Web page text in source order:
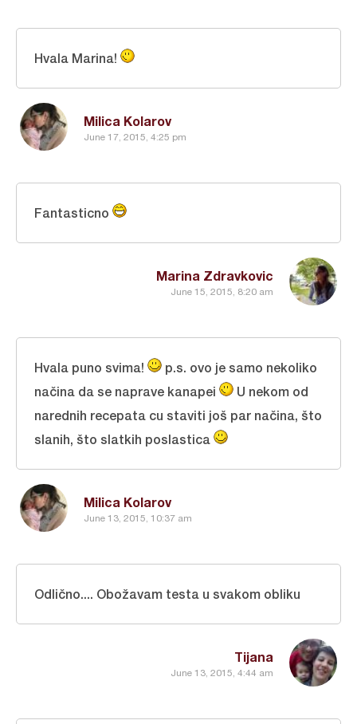
Milica Kolarov
June 17, 2015, 4:25 pm
Hvala Marina!
Marina Zdravkovic
June 15, 2015, 8:20 am
Fantasticno
Milica Kolarov
June 13, 2015, 10:37 am
Hvala puno svima!
p.s. ovo je samo nekoliko
načina da se naprave kanapei
U nekom od
narednih recepata cu staviti još par načina, što
slanih, što slatkih poslastica
Tijana
June 13, 2015, 4:44 am
Odlično.... Obožavam testa u svakom obliku